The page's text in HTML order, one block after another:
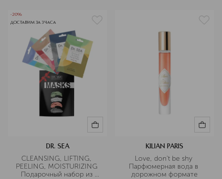
-20%
ДОСТАВИМ ЗА 3 ЧАСА
DR. SEA
CLEANSING, LIFTING,
PEELING, MOISTURIZING
Подарочный набор из
KILIAN PARIS
Love, don't be shy
Парфюмерная вода в
дорожном формате